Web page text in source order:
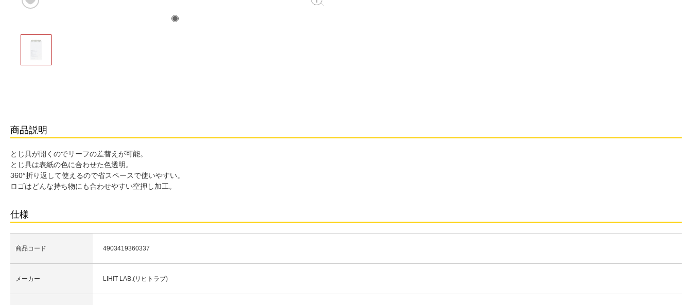
商品説明
とじ具が開くのでリーフの差替えが可能。
とじ具は表紙の色に合わせた色透明。
360°折り返して使えるので省スペースで使いやすい。
ロゴはどんな持ち物にも合わせやすい空押し加工。
仕様
商品コード 4903419360337
メーカー LIHIT LAB.(リヒトラブ)